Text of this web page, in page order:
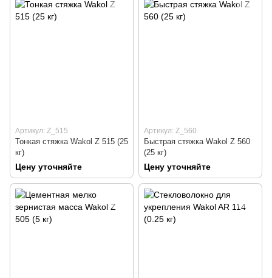
Артикул: Z_515
Тонкая стяжка Wakol Z 515 (25
кг)
Цену уточняйте
Артикул: Z_560
Быстрая стяжка Wakol Z 560
(25 кг)
Цену уточняйте